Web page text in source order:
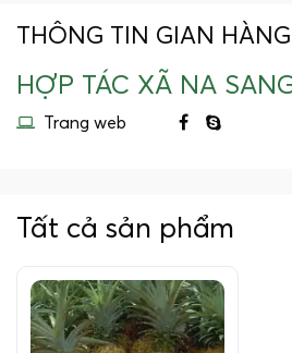
THÔNG TIN GIAN HÀNG
HỢP TÁC XÃ NA
Trang web
Tất cả sản phẩm